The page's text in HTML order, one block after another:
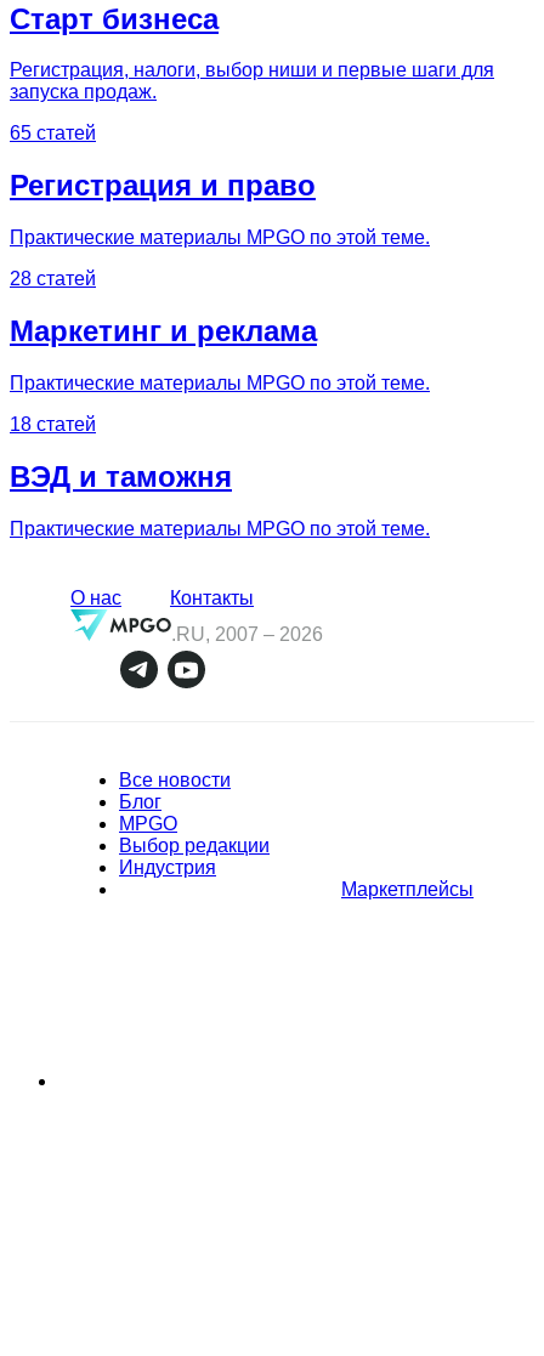
Старт бизнеса
Регистрация, налоги, выбор ниши и первые шаги для
запуска продаж.
65 статей
Регистрация и право
Практические материалы MPGO по этой теме.
28 статей
Маркетинг и реклама
Практические материалы MPGO по этой теме.
18 статей
ВЭД и таможня
Практические материалы MPGO по этой теме.
О нас
Контакты
.RU, 2007 – 2026
Все новости
Блог
MPGO
Выбор редакции
Индустрия
Маркетплейсы